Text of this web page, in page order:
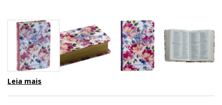
Leia mais